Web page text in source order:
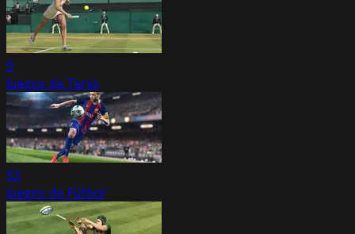
9
Juegos de Tenis
53
Juegos de Fútbol